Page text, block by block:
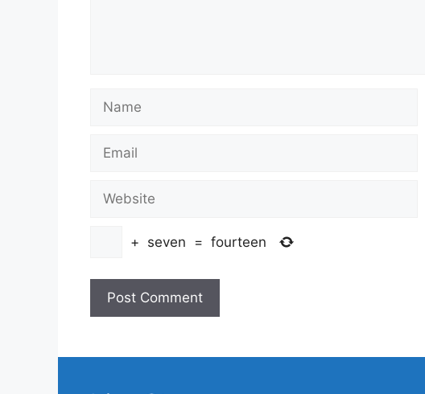
Name
Email
Website
+ seven = fourteen